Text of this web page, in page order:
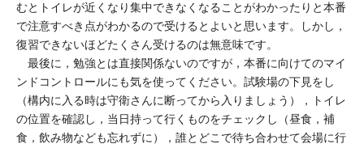
むとトイレが近くなり集中できなくなることがわかったりと本番
で注意すべき点がわかるので受けるとよいと思います。しかし，
復習できないほどたくさん受けるのは無意味です。
最後に，勉強とは直接関係ないのですが，本番に向けてのマイ
ンドコントロールにも気を使ってください。試験場の下見をし
（構内に入る時は守衛さんに断ってから入りましょう），トイレ
の位置を確認し，当日持って行くものをチェックし（昼食，補
食，飲み物なども忘れずに），誰とどこで待ち合わせて会場に行